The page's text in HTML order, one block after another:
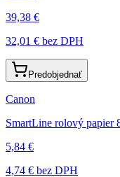
39,38 €
32,01 € bez DPH
Predobjednať
Canon
SmartLine rolový papier
5,84 €
4,74 € bez DPH